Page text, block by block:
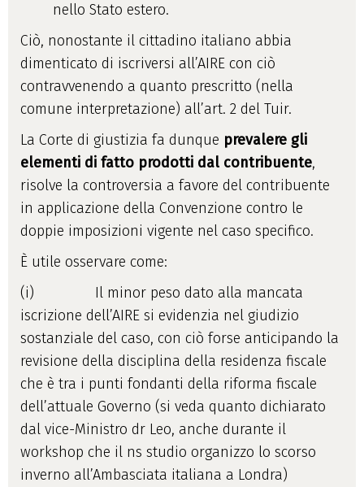
nello Stato estero.
Ciò, nonostante il cittadino italiano abbia
dimenticato di iscriversi all’AIRE con ciò
contravvenendo a quanto prescritto (nella
comune interpretazione) all’art. 2 del Tuir.
La Corte di giustizia fa dunque prevalere gli
elementi di fatto prodotti dal contribuente,
risolve la controversia a favore del contribuente
in applicazione della Convenzione contro le
doppie imposizioni vigente nel caso specifico.
È utile osservare come:
(i) Il minor peso dato alla mancata
iscrizione dell’AIRE si evidenzia nel giudizio
sostanziale del caso, con ciò forse anticipando la
revisione della disciplina della residenza fiscale
che è tra i punti fondanti della riforma fiscale
dell’attuale Governo (si veda quanto dichiarato
dal vice-Ministro dr Leo, anche durante il
workshop che il ns studio organizzo lo scorso
inverno all’Ambasciata italiana a Londra)